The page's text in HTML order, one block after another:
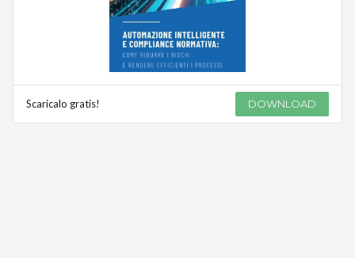
Scaricalo gratis! DOWNLOAD